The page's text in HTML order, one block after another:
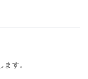
す。